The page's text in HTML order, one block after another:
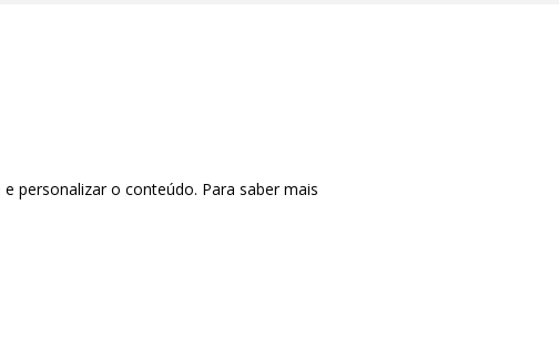
personalizar o conteúdo. Para saber mais